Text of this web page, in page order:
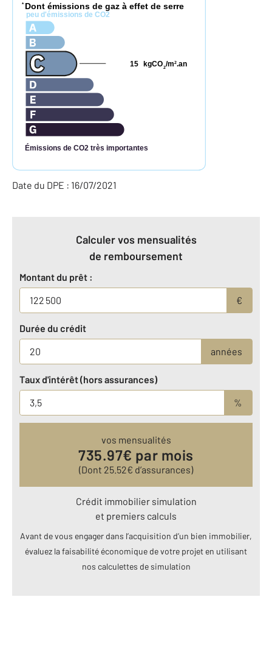
* Dont émissions de gaz à effet de serre
peu d'émissions de CO2
Émissions de CO2 très importantes
kgCO2/m2.an
15
Date du DPE : 16/07/2021
Calculer vos mensualités
de remboursement
Montant du prêt :
€
Durée du crédit
années
Taux d'intérêt (hors assurances)
%
vos mensualités
735.97€ par mois
(Dont 25.52€ d’assurances)
Crédit immobilier simulation
et premiers calculs
Avant de vous engager dans l’acquisition d’un bien immobilier,
évaluez la faisabilité économique de votre projet en utilisant
nos calculettes de simulation